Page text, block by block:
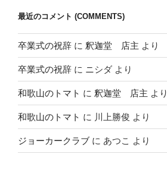
最近のコメント (COMMENTS)
卒業式の祝辞 に 釈迦堂 店主 より
卒業式の祝辞 に ニシダ より
和歌山のトマト に 釈迦堂 店主 より
和歌山のトマト に 川上勝俊 より
ジョーカークラブ に あつこ より